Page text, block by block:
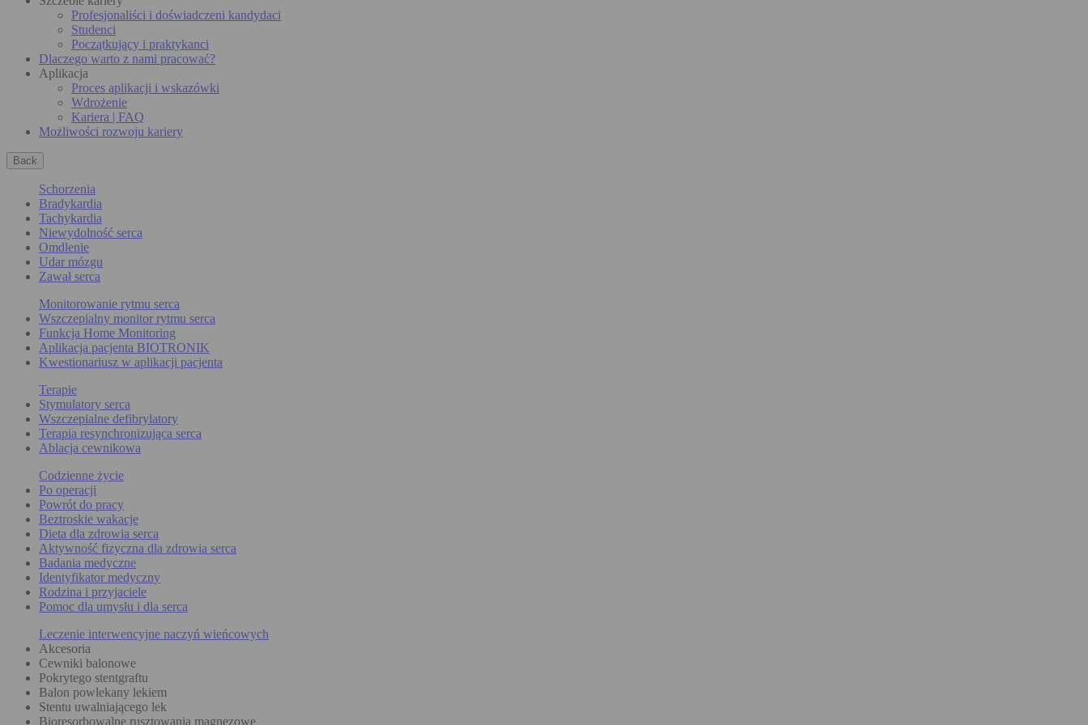
Profesjonaliści i doświadczeni kandydaci
Studenci
Początkujący i praktykanci
Dlaczego warto z nami pracować?
Aplikacja
Proces aplikacji i wskazówki
Wdrożenie
Kariera | FAQ
Możliwości rozwoju kariery
Back
Schorzenia
Bradykardia
Tachykardia
Niewydolność serca
Omdlenie
Udar mózgu
Zawał serca
Monitorowanie rytmu serca
Wszczepialny monitor rytmu serca
Funkcja Home Monitoring
Aplikacja pacjenta BIOTRONIK
Kwestionariusz w aplikacji pacjenta
Terapie
Stymulatory serca
Wszczepialne defibrylatory
Terapia resynchronizująca serca
Ablacja cewnikowa
Codzienne życie
Po operacji
Powrót do pracy
Beztroskie wakacje
Dieta dla zdrowia serca
Aktywność fizyczna dla zdrowia serca
Badania medyczne
Identyfikator medyczny
Rodzina i przyjaciele
Pomoc dla umysłu i dla serca
Leczenie interwencyjne naczyń wieńcowych
Akcesoria
Cewniki balonowe
Pokrytego stentgraftu
Balon powlekany lekiem
Stentu uwalniającego lek
Bioresorbowalne rusztowania magnezowe